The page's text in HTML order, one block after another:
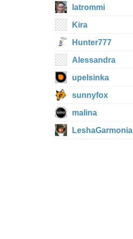
latrommi
Kira
Hunter777
Alessandra
upelsinka
sunnyfox
malina
LeshaGarmonia